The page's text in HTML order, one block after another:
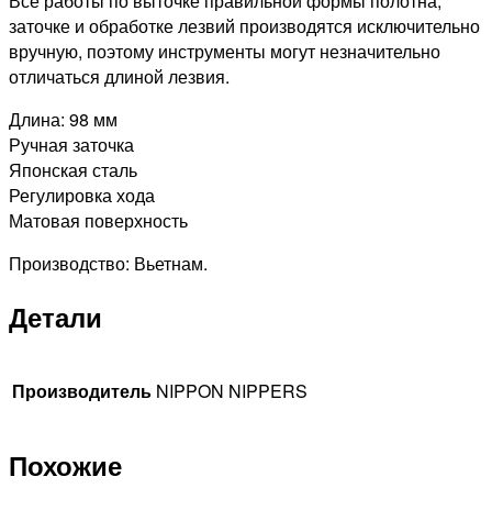
заточке и обработке лезвий производятся исключительно
вручную, поэтому инструменты могут незначительно
отличаться длиной лезвия.
Длина: 98 мм
Ручная заточка
Японская сталь
Регулировка хода
Матовая поверхность
Производство: Вьетнам.
Детали
Производитель NIPPON NIPPERS
Похожие